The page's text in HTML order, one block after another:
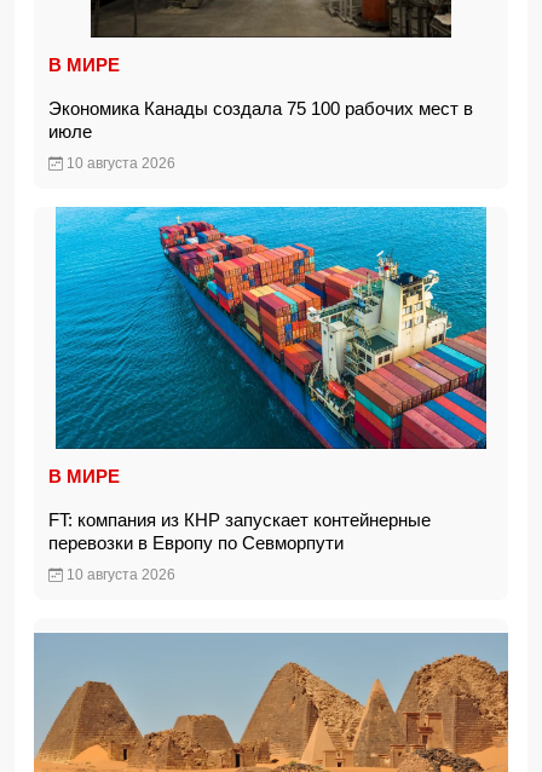
В МИРЕ
Экономика Канады создала 75 100 рабочих мест в
июле
10 августа 2026
В МИРЕ
FT: компания из КНР запускает контейнерные
перевозки в Европу по Севморпути
10 августа 2026